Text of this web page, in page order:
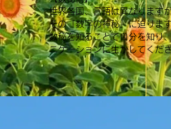
世界各国、言語は異なります
その「数字の神秘」に迫りま
数秘を知ることで自分を知り
ニケーションに生かしてくだ